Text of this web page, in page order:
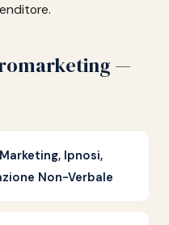
—
Ipnosi,
Non-Verbale